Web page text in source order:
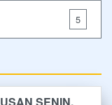
5
SENIN,